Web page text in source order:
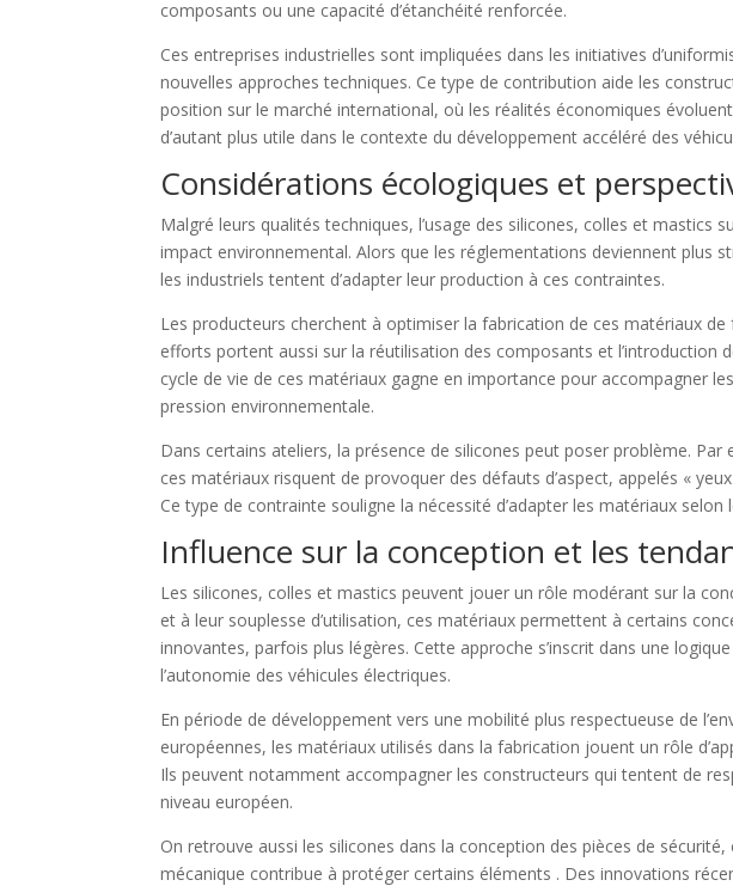
composants ou une capacité d’étanchéité renforcée.
Ces entreprises industrielles sont impliquées dans les initiatives
nouvelles approches techniques. Ce type de contribution aide les
position sur le marché international, où les réalités économiques
d’autant plus utile dans le contexte du développement accéléré des
Considérations écologiques et
Malgré leurs qualités techniques, l’usage des silicones, colles et mastics
impact environnemental. Alors que les réglementations deviennent plus
les industriels tentent d’adapter leur production à ces contraintes.
Les producteurs cherchent à optimiser la fabrication de ces matériaux
efforts portent aussi sur la réutilisation des composants et l’introduction
cycle de vie de ces matériaux gagne en importance pour accompagner
pression environnementale.
Dans certains ateliers, la présence de silicones peut poser problème.
ces matériaux risquent de provoquer des défauts d’aspect, appelés «
Ce type de contrainte souligne la nécessité d’adapter les matériaux
Influence sur la conception et les
Les silicones, colles et mastics peuvent jouer un rôle modérant sur la
et à leur souplesse d’utilisation, ces matériaux permettent à certains
innovantes, parfois plus légères. Cette approche s’inscrit dans une
l’autonomie des véhicules électriques.
En période de développement vers une mobilité plus respectueuse de
européennes, les matériaux utilisés dans la fabrication jouent un rôle
Ils peuvent notamment accompagner les constructeurs qui tentent de
niveau européen.
On retrouve aussi les silicones dans la conception des pièces de
mécanique contribue à protéger certains éléments . Des innovations